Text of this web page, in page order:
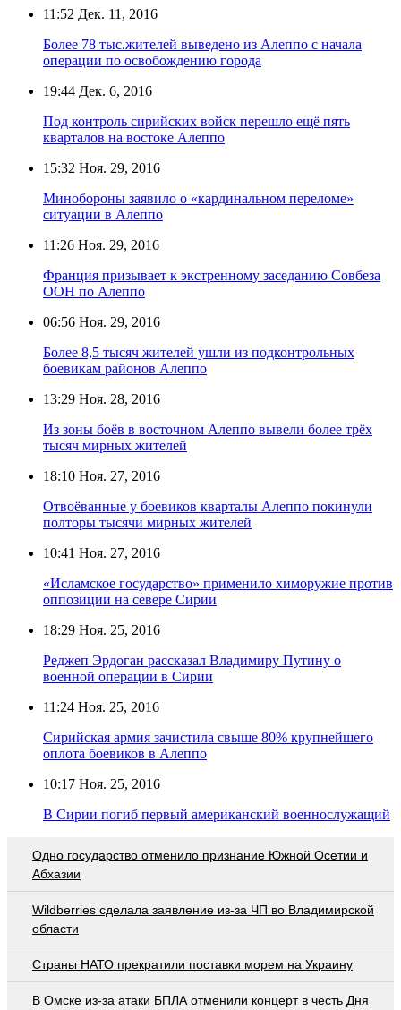
11:52 Дек. 11, 2016
Более 78 тыс.жителей выведено из Алеппо с начала
операции по освобождению города
19:44 Дек. 6, 2016
Под контроль сирийских войск перешло ещё пять
кварталов на востоке Алеппо
15:32 Ноя. 29, 2016
Минобороны заявило о «кардинальном переломе»
ситуации в Алеппо
11:26 Ноя. 29, 2016
Франция призывает к экстренному заседанию Совбеза
ООН по Алеппо
06:56 Ноя. 29, 2016
Более 8,5 тысяч жителей ушли из подконтрольных
боевикам районов Алеппо
13:29 Ноя. 28, 2016
Из зоны боёв в восточном Алеппо вывели более трёх
тысяч мирных жителей
18:10 Ноя. 27, 2016
Отвоёванные у боевиков кварталы Алеппо покинули
полторы тысячи мирных жителей
10:41 Ноя. 27, 2016
«Исламское государство» применило химоружие против
оппозиции на севере Сирии
18:29 Ноя. 25, 2016
Реджеп Эрдоган рассказал Владимиру Путину о
военной операции в Сирии
11:24 Ноя. 25, 2016
Сирийская армия зачистила свыше 80% крупнейшего
оплота боевиков в Алеппо
10:17 Ноя. 25, 2016
В Сирии погиб первый американский военнослужащий
Одно государство отменило признание Южной Осетии и
Абхазии
Wildberries cделала заявление из-за ЧП во Владимирской
области
Страны НАТО прекратили поставки морем на Украину
В Омске из-за атаки БПЛА отменили концерт в честь Дня